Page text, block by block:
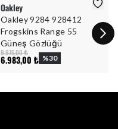
Oakley
Oakley 9284 928412
Frogskins Range 55
Güneş Gözlüğü
9.975,00 ₺
6.983,00 ₺ %30